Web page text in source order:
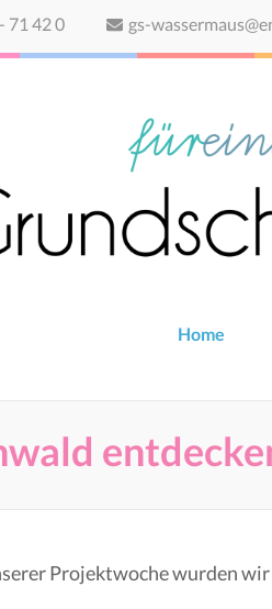
71 42 0 gs-
Home
Projektwoche wurden